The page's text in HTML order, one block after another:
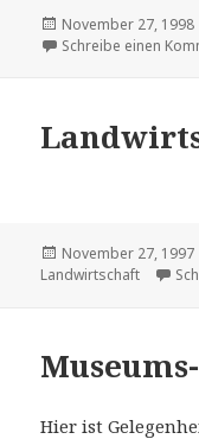
Veröffentlicht
am
November 27, 1998
Schreibe einen
Veröffentlicht
am
November 27, 1997
Landwirtschaft
Hier ist